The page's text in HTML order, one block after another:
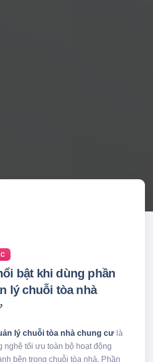
bật khi dùng phần
lý chuỗi tòa nhà
lý chuỗi tòa nhà chung cư là
nghệ tối ưu toàn bộ hoạt động
bên trong chuỗi tòa nhà. Phần